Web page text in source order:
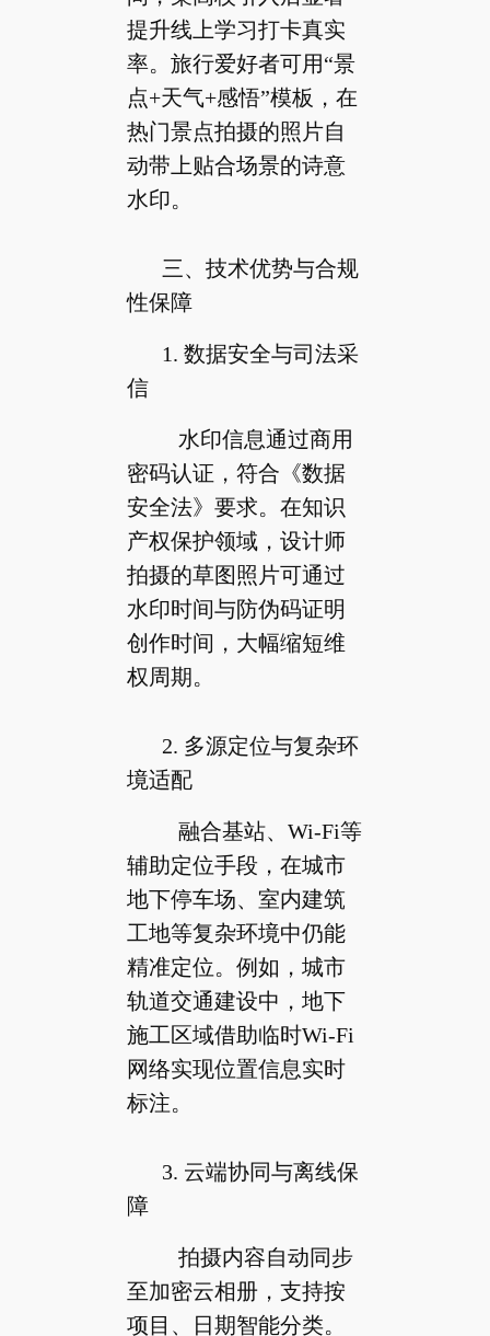
提升线上学习打卡真实
率。旅行爱好者可用“景
点+天气+感悟”模板，在
热门景点拍摄的照片自
动带上贴合场景的诗意
水印。
三、技术优势与合规
性保障
1. 数据安全与司法采
信
水印信息通过商用
密码认证，符合《数据
安全法》要求。在知识
产权保护领域，设计师
拍摄的草图照片可通过
水印时间与防伪码证明
创作时间，大幅缩短维
权周期。
2. 多源定位与复杂环
境适配
融合基站、Wi-Fi等
辅助定位手段，在城市
地下停车场、室内建筑
工地等复杂环境中仍能
精准定位。例如，城市
轨道交通建设中，地下
施工区域借助临时Wi-Fi
网络实现位置信息实时
标注。
3. 云端协同与离线保
障
拍摄内容自动同步
至加密云相册，支持按
项目、日期智能分类。